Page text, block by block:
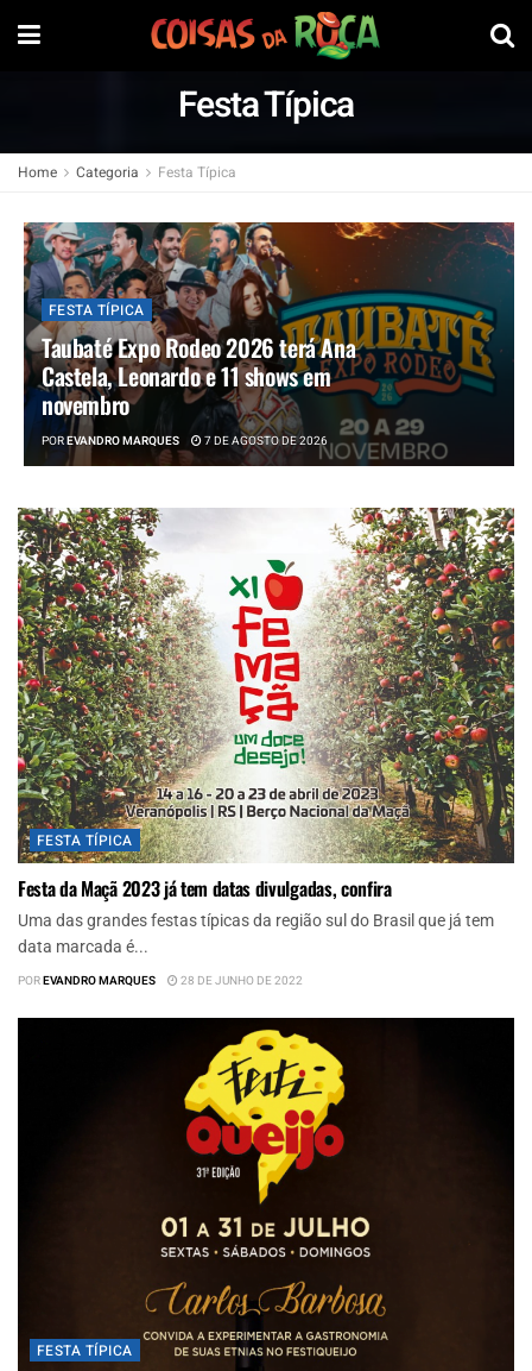
Festa Típica
Home Categoria Festa Típica
FESTA TÍPICA
Taubaté Expo Rodeo 2026 terá Ana
Castela, Leonardo e 11 shows em
novembro
POREVANDRO MARQUES 7 DE AGOSTO DE 2026
FESTA TÍPICA
Festa da Maçã 2023 já tem datas divulgadas, confira
Uma das grandes festas típicas da região sul do Brasil que já tem
data marcada é...
POREVANDRO MARQUES 28 DE JUNHO DE 2022
FESTA TÍPICA